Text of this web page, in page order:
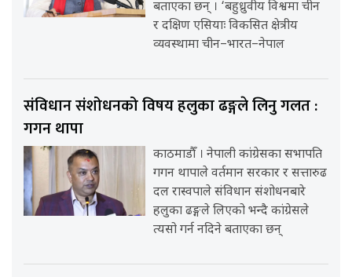
बताएका छन् । ‘बहुध्रुवीय विश्वमा चीन
र दक्षिण एसियाः विकसित क्षेत्रीय
व्यवस्थामा चीन–भारत–नेपाल
संविधान संशोधनको विषय हलुका ढङ्गले लिनु गलत :
गगन थापा
काठमाडौँ । नेपाली कांग्रेसका सभापति
गगन थापाले वर्तमान सरकार र सत्तारुढ
दल रास्वपाले संविधान संशोधनबारे
हलुका ढङ्गले लिएको भन्दै कांग्रेसले
त्यसो गर्न नदिने बताएका छन्